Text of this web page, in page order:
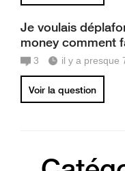
Je voulais
money comment
3 il y a presque
Voir la question